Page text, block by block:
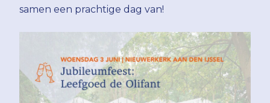
samen een prachtige dag van!